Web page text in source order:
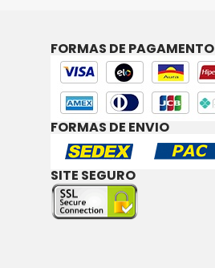
FORMAS DE PAGAMENTO
FORMAS DE ENVIO
SITE SEGURO